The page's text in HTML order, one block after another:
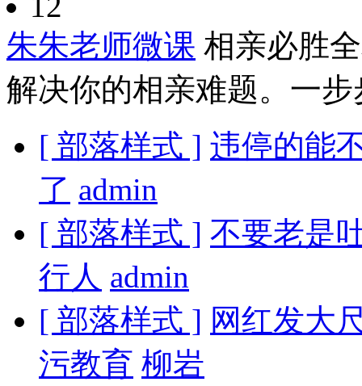
朱朱老师微课 相亲必胜
解决你的相亲难题。一
[ 部落样式 ] 违停的能
了 admin
[ 部落样式 ] 不要老是
行人 admin
[ 部落样式 ] 网红发大
污教育 柳岩